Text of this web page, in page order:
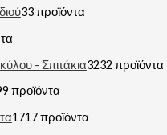
33 προϊόντα
- Σπιτάκια3232 προϊόντα
9 προϊόντα
1717 προϊόντα